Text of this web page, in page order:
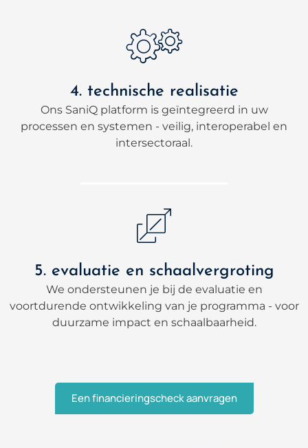
4. technische realisatie
Ons SaniQ platform is geïntegreerd in uw
processen en systemen - veilig, interoperabel en
intersectoraal.
5. evaluatie en schaalvergroting
We ondersteunen je bij de evaluatie en
voortdurende ontwikkeling van je programma - voor
duurzame impact en schaalbaarheid.
Een financieringscheck aanvragen